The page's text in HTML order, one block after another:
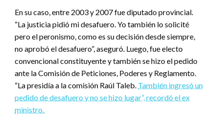
En su caso, entre 2003 y 2007 fue diputado provincial.
“La justicia pidió mi desafuero. Yo también lo solicité
pero el peronismo, como es su decisión desde siempre,
no aprobó el desafuero”, aseguró. Luego, fue electo
convencional constituyente y también se hizo el pedido
ante la Comisión de Peticiones, Poderes y Reglamento.
“La presidía a la comisión Raúl Taleb. También ingresó un
pedido de desafuero y no se hizo lugar”, recordó el ex
ministro.